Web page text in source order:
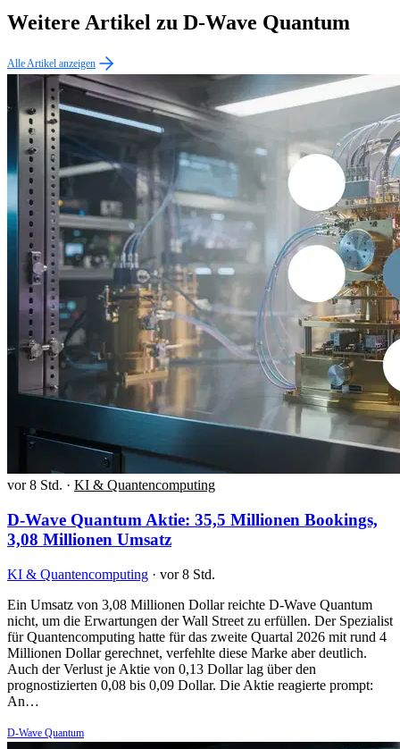
Weitere Artikel zu D-Wave Quantum
Alle Artikel anzeigen
vor 8 Std. · KI & Quantencomputing
D-Wave Quantum Aktie: 35,5 Millionen Bookings,
3,08 Millionen Umsatz
KI & Quantencomputing · vor 8 Std.
Ein Umsatz von 3,08 Millionen Dollar reichte D-Wave Quantum
nicht, um die Erwartungen der Wall Street zu erfüllen. Der Spezialist
für Quantencomputing hatte für das zweite Quartal 2026 mit rund 4
Millionen Dollar gerechnet, verfehlte diese Marke aber deutlich.
Auch der Verlust je Aktie von 0,13 Dollar lag über den
prognostizierten 0,08 bis 0,09 Dollar. Die Aktie reagierte prompt:
An…
D-Wave Quantum